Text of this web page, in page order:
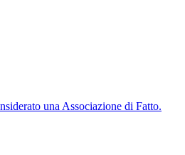
una Associazione di Fatto.